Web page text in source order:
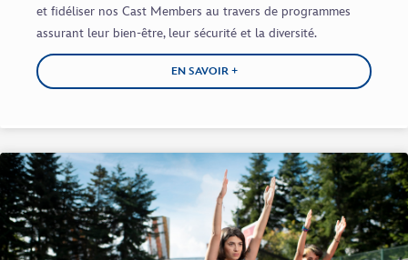
et fidéliser nos Cast Members au travers de programmes
assurant leur bien-être, leur sécurité et la diversité.
EN SAVOIR +